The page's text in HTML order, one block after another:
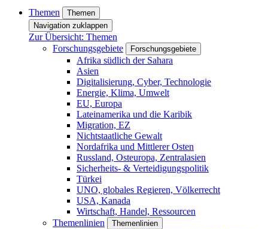
Themen
Themen
Navigation zuklappen
Zur Übersicht: Themen
Forschungsgebiete
Forschungsgebiete
Afrika südlich der Sahara
Asien
Digitalisierung, Cyber, Technologie
Energie, Klima, Umwelt
EU, Europa
Lateinamerika und die Karibik
Migration, EZ
Nichtstaatliche Gewalt
Nordafrika und Mittlerer Osten
Russland, Osteuropa, Zentralasien
Sicherheits- & Verteidigungspolitik
Türkei
UNO, globales Regieren, Völkerrecht
USA, Kanada
Wirtschaft, Handel, Ressourcen
Themenlinien
Themenlinien